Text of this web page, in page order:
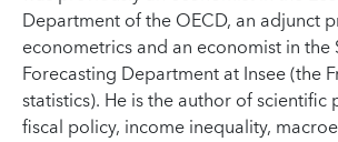
Department of the OECD, an adjunct
econometrics and an economist in the
Forecasting Department at Insee (the
statistics). He is the author of scientific
fiscal policy, income inequality,